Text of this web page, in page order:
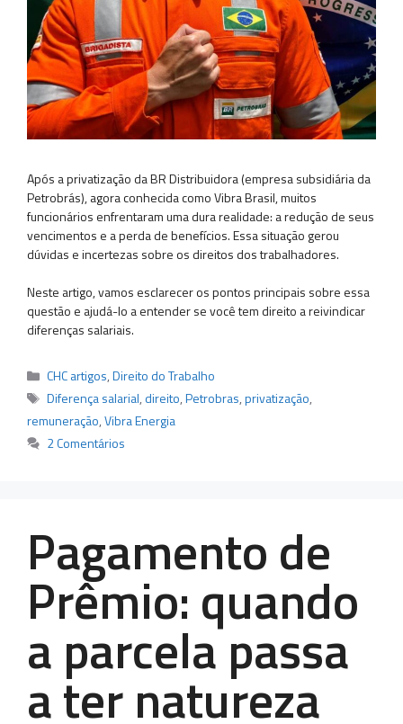
Após a privatização da BR Distribuidora (empresa subsidiária da
Petrobrás), agora conhecida como Vibra Brasil, muitos
funcionários enfrentaram uma dura realidade: a redução de seus
vencimentos e a perda de benefícios. Essa situação gerou
dúvidas e incertezas sobre os direitos dos trabalhadores.
Neste artigo, vamos esclarecer os pontos principais sobre essa
questão e ajudá-lo a entender se você tem direito a reivindicar
diferenças salariais.
Categorias
CHC artigos,Direito do Trabalho
Tags
Diferença salarial,direito,Petrobras,privatização,
remuneração,Vibra Energia
2 Comentários
Pagamento de
Prêmio: quando
a parcela passa
a ter natureza